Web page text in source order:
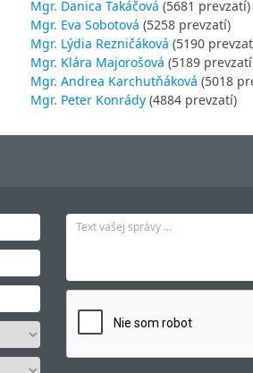
Mgr. Danica Takáčová (5681 prevzatí)
Mgr. Eva Sobotová (5258 prevzatí)
Mgr. Lýdia Rezničáková (5190
Mgr. Klára Majorošová (5189
Mgr. Andrea Karchutňáková (5018
Mgr. Peter Konrády (4884 prevzatí)